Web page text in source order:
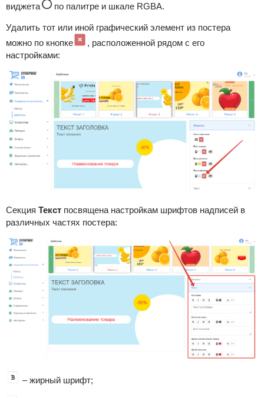
виджета
по палитре и шкале RGBA.
Удалить тот или иной графический элемент из постера
можно по кнопке
, расположенной рядом с его
настройками:
Секция Текстпосвящена настройкам шрифтов надписей в
различных частях постера:
– жирный шрифт;